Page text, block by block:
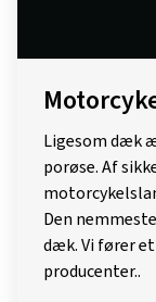
Ligesom dæk
porøse. Af
Den
dæk. Vi fører
producenter..